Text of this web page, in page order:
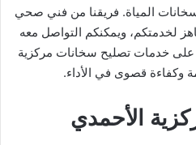
سخانات المياة. فريقنا من فني صحي
لخدمتكم، ويمكنكم التواصل معه
خدمات تصليح سخانات مركزية
وكفاءة قصوى في الأداء.
الأحمدي